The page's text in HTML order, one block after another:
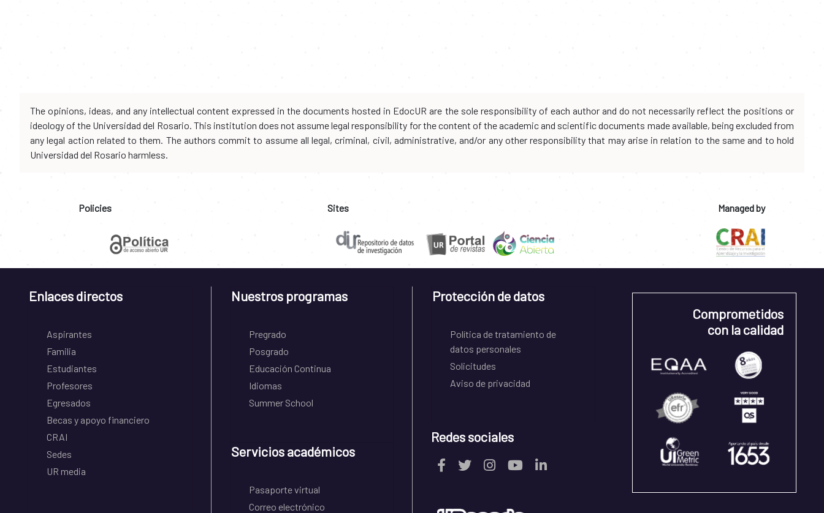
The opinions, ideas, and any intellectual content expressed in the documents hosted in EdocUR are the sole responsibility of each author and do not necessarily reflect the positions or
ideology of the Universidad del Rosario. This institution does not assume legal responsibility for the content of the academic and scientific documents made available, being excluded from
any legal action related to them. The authors commit to assume all legal, criminal, civil, administrative, and/or any other responsibility that may arise in relation to the same and to hold
Universidad del Rosario harmless.
Policies Sites Managed by
Enlaces directos
Aspirantes
Familia
Estudiantes
Profesores
Egresados
Becas y apoyo financiero
CRAI
Sedes
UR media
Nuestros programas
Pregrado
Posgrado
Educación Continua
Idiomas
Summer School
Servicios académicos
Pasaporte virtual
Correo electrónico
Protección de datos
Política de tratamiento de
datos personales
Solicitudes
Aviso de privacidad
Redes sociales
Comprometidos
con la calidad